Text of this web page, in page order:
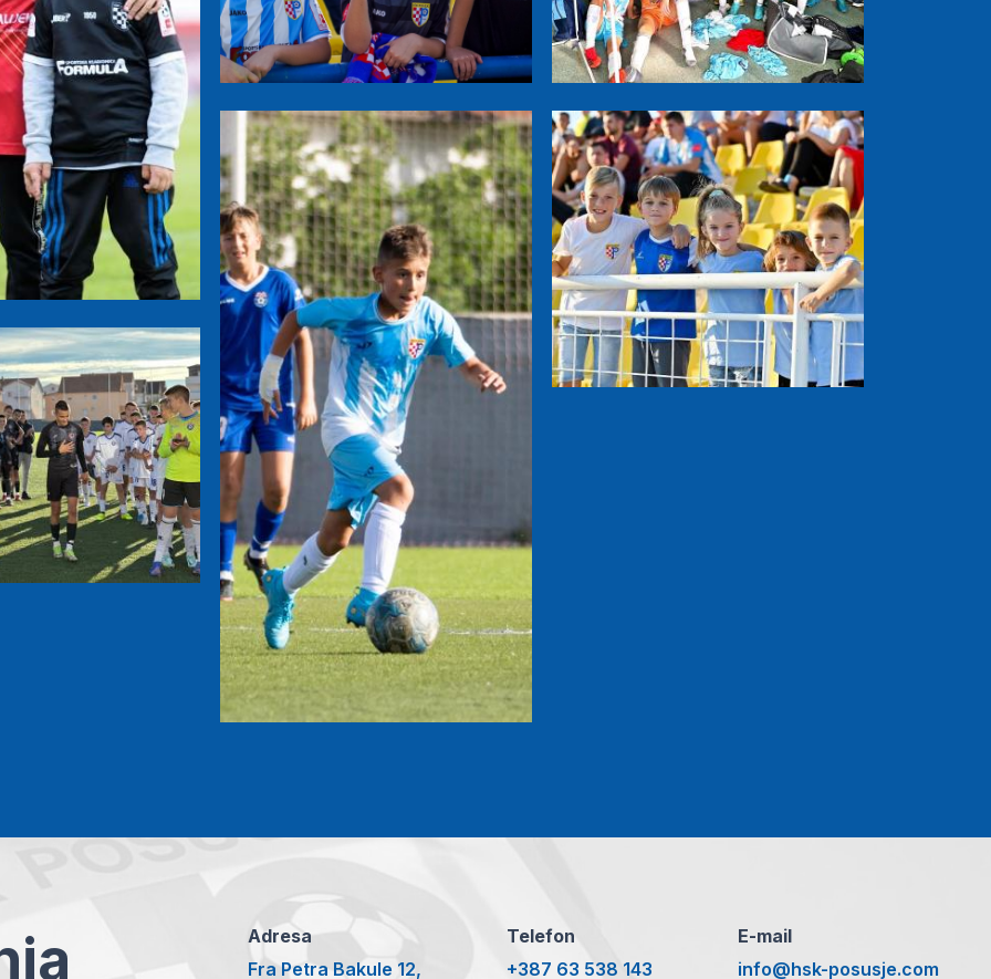
Adresa
Fra Petra Bakule 12,
Telefon
+387 63 538 143
E-mail
info@hsk-posusje.com